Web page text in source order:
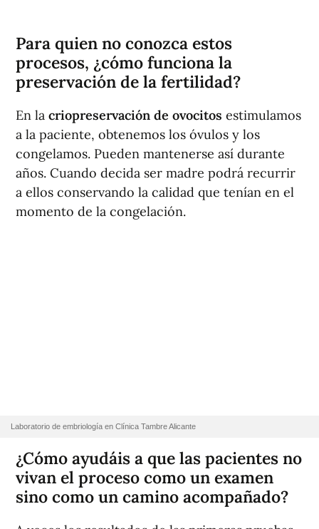
Para quien no conozca estos
procesos, ¿cómo funciona la
preservación de la fertilidad?
En la criopreservación de ovocitos estimulamos
a la paciente, obtenemos los óvulos y los
congelamos. Pueden mantenerse así durante
años. Cuando decida ser madre podrá recurrir
a ellos conservando la calidad que tenían en el
momento de la congelación.
Laboratorio de embriología en Clínica Tambre Alicante
¿Cómo ayudáis a que las pacientes no
vivan el proceso como un examen
sino como un camino acompañado?